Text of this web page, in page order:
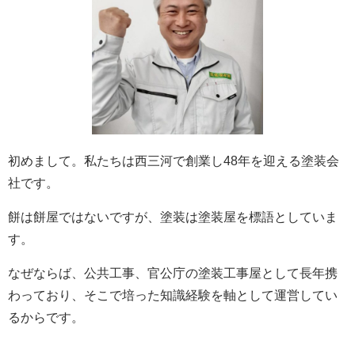
初めまして。私たちは西三河で創業し48年を迎える塗装会
社です。
餅は餅屋ではないですが、塗装は塗装屋を標語としていま
す。
なぜならば、公共工事、官公庁の塗装工事屋として長年携
わっており、そこで培った知識経験を軸として運営してい
るからです。